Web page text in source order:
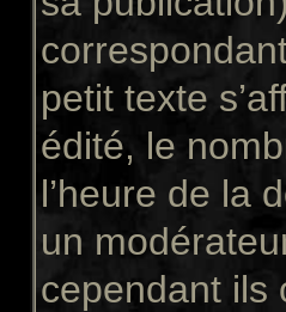
petit texte
édité, le
l’heure de la
un
cependant ils